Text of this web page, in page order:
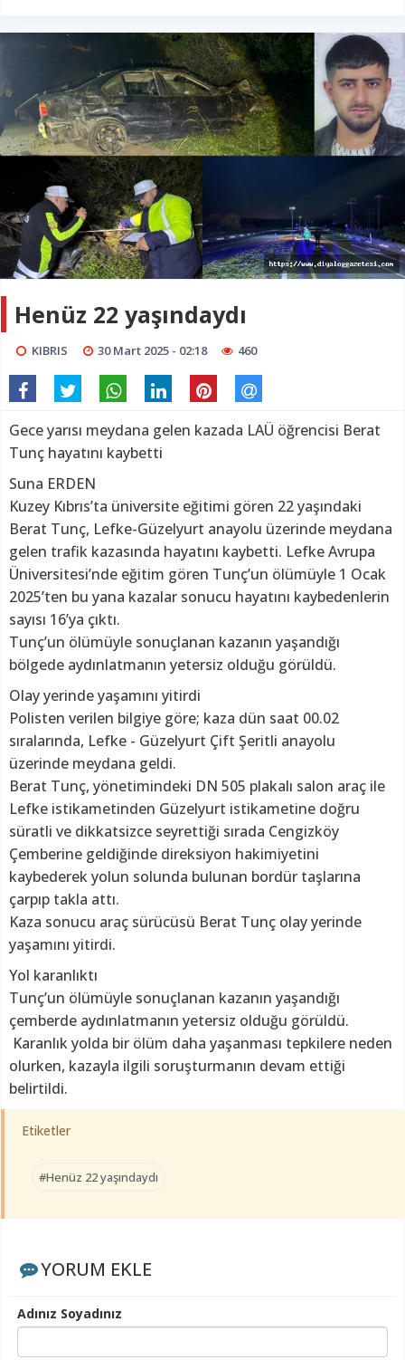
Henüz 22 yaşındaydı
KIBRIS 30 Mart 2025 - 02:18 460
Gece yarısı meydana gelen kazada LAÜ öğrencisi Berat
Tunç hayatını kaybetti
Suna ERDEN
Kuzey Kıbrıs’ta üniversite eğitimi gören 22 yaşındaki
Berat Tunç, Lefke-Güzelyurt anayolu üzerinde meydana
gelen trafik kazasında hayatını kaybetti. Lefke Avrupa
Üniversitesi’nde eğitim gören Tunç’un ölümüyle 1 Ocak
2025’ten bu yana kazalar sonucu hayatını kaybedenlerin
sayısı 16’ya çıktı.
Tunç’un ölümüyle sonuçlanan kazanın yaşandığı
bölgede aydınlatmanın yetersiz olduğu görüldü.
Olay yerinde yaşamını yitirdi
Polisten verilen bilgiye göre; kaza dün saat 00.02
sıralarında, Lefke - Güzelyurt Çift Şeritli anayolu
üzerinde meydana geldi.
Berat Tunç, yönetimindeki DN 505 plakalı salon araç ile
Lefke istikametinden Güzelyurt istikametine doğru
süratli ve dikkatsizce seyrettiği sırada Cengizköy
Çemberine geldiğinde direksiyon hakimiyetini
kaybederek yolun solunda bulunan bordür taşlarına
çarpıp takla attı.
Kaza sonucu araç sürücüsü Berat Tunç olay yerinde
yaşamını yitirdi.
Yol karanlıktı
Tunç’un ölümüyle sonuçlanan kazanın yaşandığı
çemberde aydınlatmanın yetersiz olduğu görüldü.
Karanlık yolda bir ölüm daha yaşanması tepkilere neden
olurken, kazayla ilgili soruşturmanın devam ettiği
belirtildi.
Etiketler
#Henüz 22 yaşındaydı
YORUM EKLE
Adınız Soyadınız